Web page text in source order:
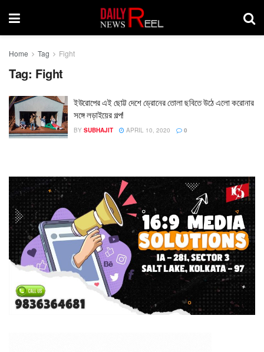
Home Tag Fight
Tag: Fight
ইউরোপের এই ছোট্ট দেশে ড্রোনের তোলা ছবিতে উঠে এলো করোনার
সঙ্গে লড়াইয়ের গল্প!
BY SUBHAJIT APRIL 10, 2020 0